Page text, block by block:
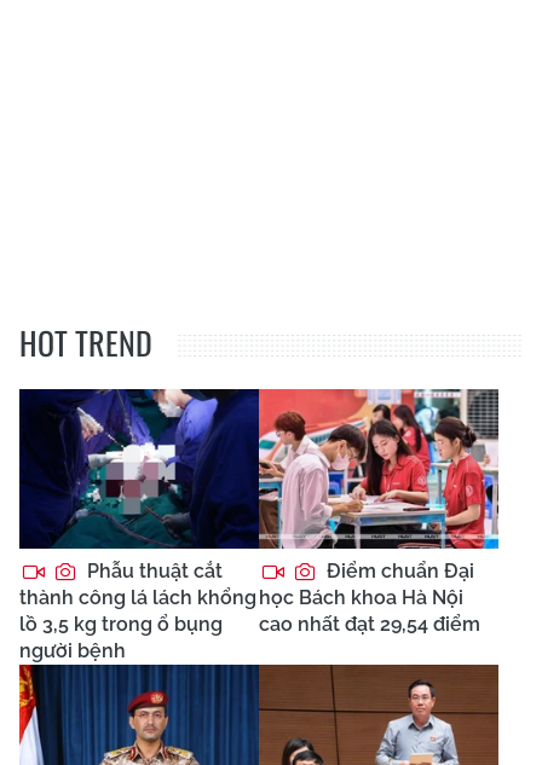
HOT TREND
Phẫu thuật cắt
thành công lá lách khổng
lồ 3,5 kg trong ổ bụng
người bệnh
Điểm chuẩn Đại
học Bách khoa Hà Nội
cao nhất đạt 29,54 điểm